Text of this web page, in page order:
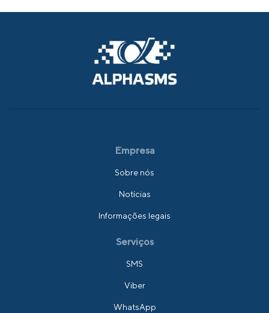
Empresa
Sobre nós
Notícias
Informações legais
Serviços
SMS
Viber
WhatsApp